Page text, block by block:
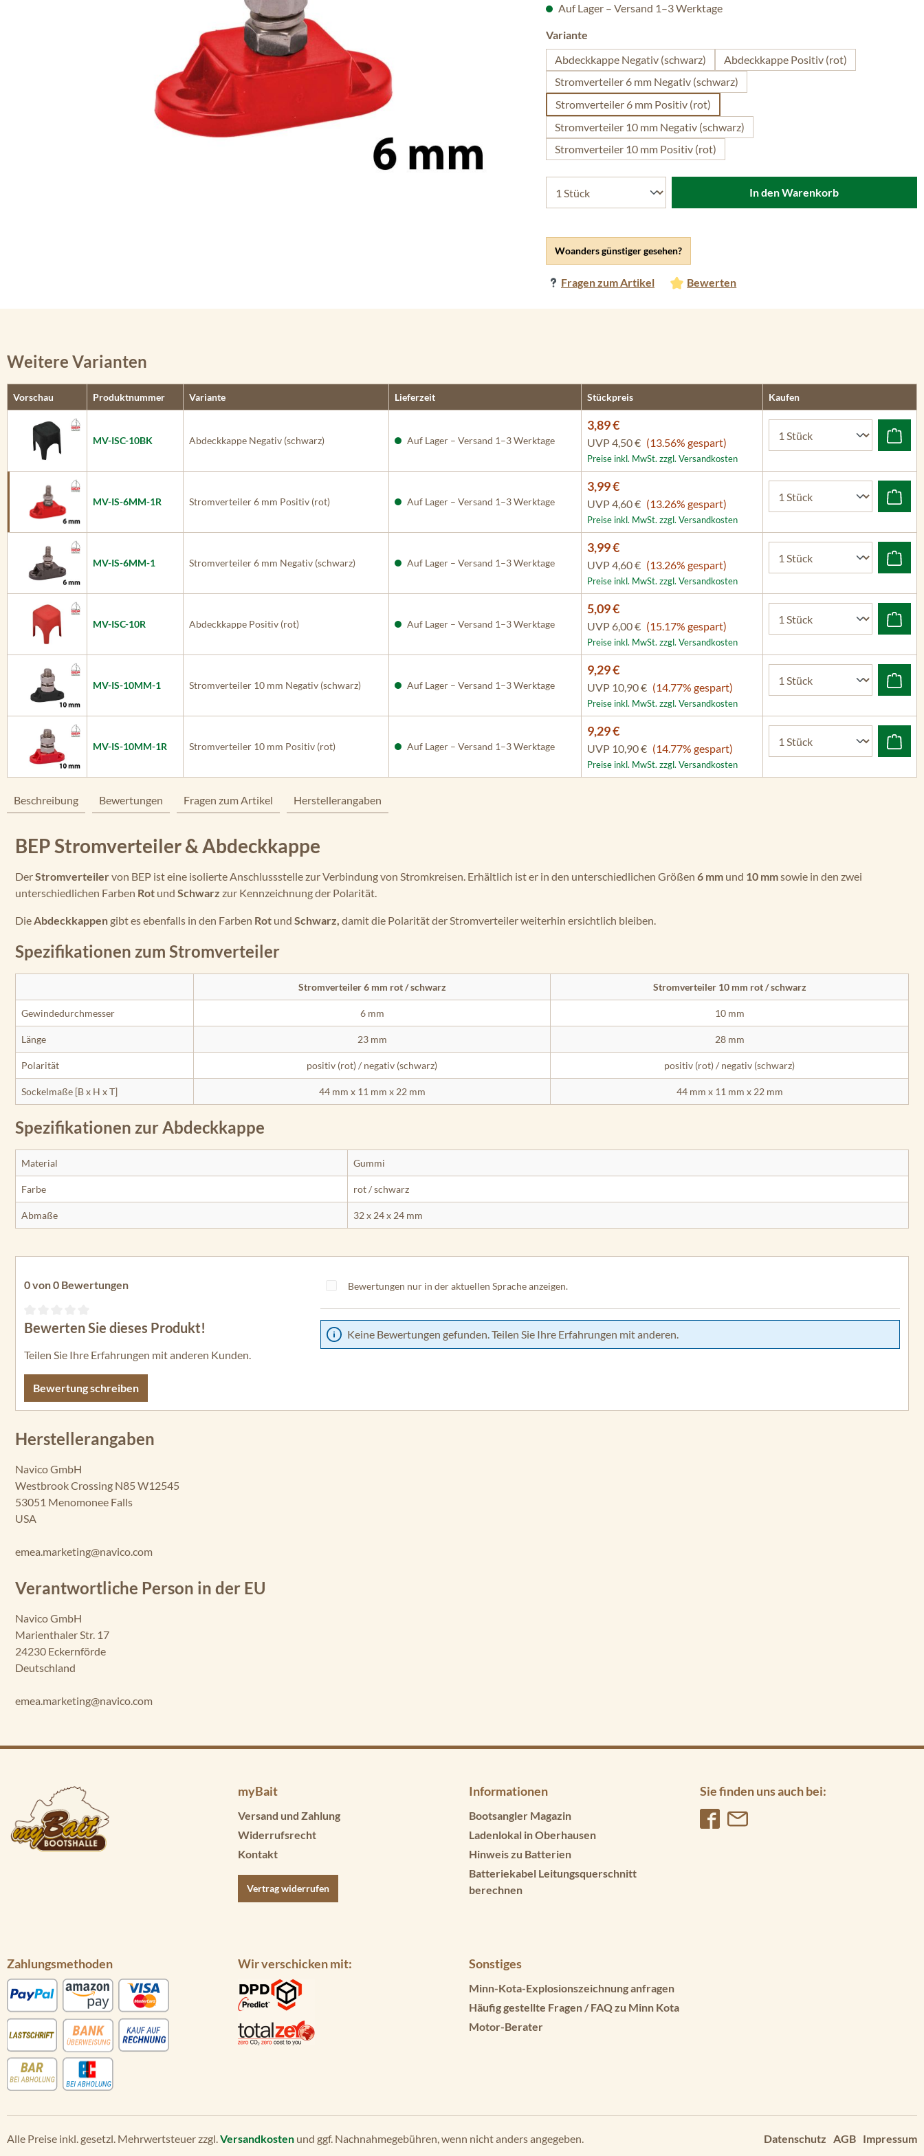
Woanders günstiger gesehen?
Fragen zum Artikel Bewerten
Auf Lager – Versand 1–3 Werktage
Variante
Abdeckkappe Negativ (schwarz)
Abdeckkappe Positiv (rot)
Stromverteiler 6 mm Negativ (schwarz)
Stromverteiler 6 mm Positiv (rot)
Stromverteiler 10 mm Negativ (schwarz)
Stromverteiler 10 mm Positiv (rot)
In den Warenkorb
Weitere Varianten
Vorschau Produktnummer Variante Lieferzeit Stückpreis Kaufen
MV-ISC-10BK Abdeckkappe Negativ (schwarz) Auf Lager – Versand 1–3 Werktage
3,89 €
UVP4,50 € (13.56% gespart)
Preise inkl. MwSt. zzgl. Versandkosten
MV-IS-6MM-1R Stromverteiler 6 mm Positiv (rot) Auf Lager – Versand 1–3 Werktage
3,99 €
UVP4,60 € (13.26% gespart)
Preise inkl. MwSt. zzgl. Versandkosten
MV-IS-6MM-1 Stromverteiler 6 mm Negativ (schwarz) Auf Lager – Versand 1–3 Werktage
3,99 €
UVP4,60 € (13.26% gespart)
Preise inkl. MwSt. zzgl. Versandkosten
MV-ISC-10R Abdeckkappe Positiv (rot) Auf Lager – Versand 1–3 Werktage
5,09 €
UVP 6,00 € (15.17% gespart)
Preise inkl. MwSt. zzgl. Versandkosten
MV-IS-10MM-1 Stromverteiler 10 mm Negativ (schwarz) Auf Lager – Versand 1–3 Werktage
9,29 €
UVP 10,90 € (14.77% gespart)
Preise inkl. MwSt. zzgl. Versandkosten
MV-IS-10MM-1R Stromverteiler 10 mm Positiv (rot) Auf Lager – Versand 1–3 Werktage
9,29 €
UVP 10,90 € (14.77% gespart)
Preise inkl. MwSt. zzgl. Versandkosten
Beschreibung Bewertungen Fragen zum Artikel Herstellerangaben
BEP Stromverteiler & Abdeckkappe
DerStromverteilervon BEP ist eine isolierte Anschlussstelle zur Verbindung von Stromkreisen. Erhältlich ist er in den unterschiedlichen Größen 6 mm und 10 mmsowie in den zwei
unterschiedlichen Farben Rot und Schwarz zur Kennzeichnung der Polarität.
DieAbdeckkappen gibt es ebenfalls in den Farben Rot und Schwarz, damit die Polarität der Stromverteiler weiterhin ersichtlich bleiben.
Spezifikationen zum Stromverteiler
Stromverteiler 6 mm rot / schwarz Stromverteiler 10 mm rot / schwarz
Gewinde­durchmesser 6 mm 10 mm
Länge 23 mm 28 mm
Polarität positiv (rot) / negativ (schwarz) positiv (rot) / negativ (schwarz)
Sockelmaße [B x H x T] 44 mm x 11 mm x 22 mm 44 mm x 11 mm x 22 mm
Spezifikationen zur Abdeckkappe
Material Gummi
Farbe rot / schwarz
Abmaße 32 x 24 x 24 mm
0 von 0 Bewertungen
Durchschnittliche Bewertung von 0 von 5 Sternen
Bewerten Sie dieses Produkt!
Teilen Sie Ihre Erfahrungen mit anderen Kunden.
Bewertung schreiben
Bewertungen nur in der aktuellen Sprache anzeigen.
Keine Bewertungen gefunden. Teilen Sie Ihre Erfahrungen mit anderen.
Herstellerangaben
Navico GmbH
Westbrook Crossing N85 W12545
53051 Menomonee Falls
USA
emea.marketing@navico.com
Verantwortliche Person in der EU
Navico GmbH
Marienthaler Str. 17
24230 Eckernförde
Deutschland
emea.marketing@navico.com
myBait
Versand und Zahlung
Widerrufsrecht
Kontakt
Vertrag widerrufen
Informationen
Bootsangler Magazin
Ladenlokal in Oberhausen
Hinweis zu Batterien
Batteriekabel Leitungsquerschnitt
berechnen
Sie finden uns auch bei:
Zahlungsmethoden Wir verschicken mit: Sonstiges
Minn-Kota-Explosionszeichnung anfragen
Häufig gestellte Fragen / FAQ zu Minn Kota
Motor-Berater
Datenschutz AGB Impressum
Alle Preise inkl. gesetzl. Mehrwertsteuer zzgl.Versandkosten und ggf. Nachnahmegebühren, wenn nicht anders angegeben.